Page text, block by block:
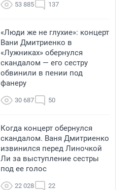
53 885 137
«Люди же не глухие»: концерт
Вани Дмитриенко в
«Лужниках» обернулся
скандалом — его сестру
обвинили в пении под
фанеру
30 687 50
Когда концерт обернулся
скандалом. Ваня Дмитриенко
извинился перед Линочкой
Ли за выступление сестры
под ее голос
22 028 22